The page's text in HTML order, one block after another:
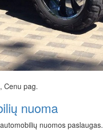
Cenu pag.
nuoma
nuomos paslaugas.